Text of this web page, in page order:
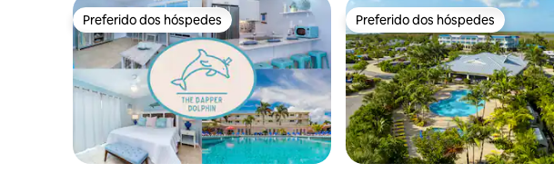
Preferido dos hóspedes
Preferido dos hóspedes Preferido dos hóspedes
Preferido dos hóspedes